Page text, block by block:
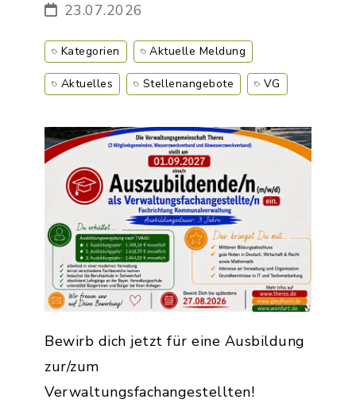
23.07.2026
Kategorien Aktuelle Meldung
Aktuelles Stellenangebote VG
Bewirb dich jetzt für eine Ausbildung
zur/zum
Verwaltungsfachangestellten!